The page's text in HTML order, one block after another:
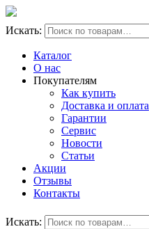
Искать:
Каталог
О нас
Покупателям
Как купить
Доставка и оплата
Гарантии
Сервис
Новости
Статьи
Акции
Отзывы
Контакты
Искать: